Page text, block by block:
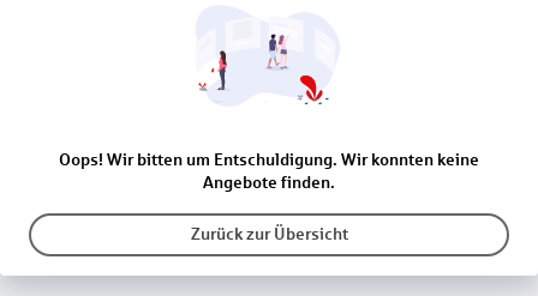
Oops! Wir bitten um Entschuldigung. Wir konnten keine
Angebote finden.
Zurück zur Übersicht